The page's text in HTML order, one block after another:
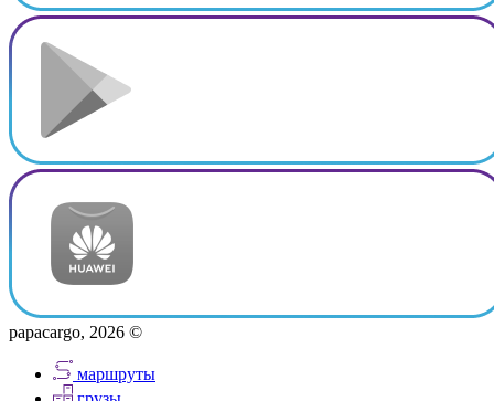
papacargo, 2026 ©
маршруты